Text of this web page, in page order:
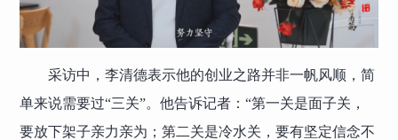
采访中，李清德表示他的创业之路并非一帆风顺，简
单来说需要过“三关”。他告诉记者：“第一关是面子关，
要放下架子亲力亲为；第二关是冷水关，要有坚定信念不